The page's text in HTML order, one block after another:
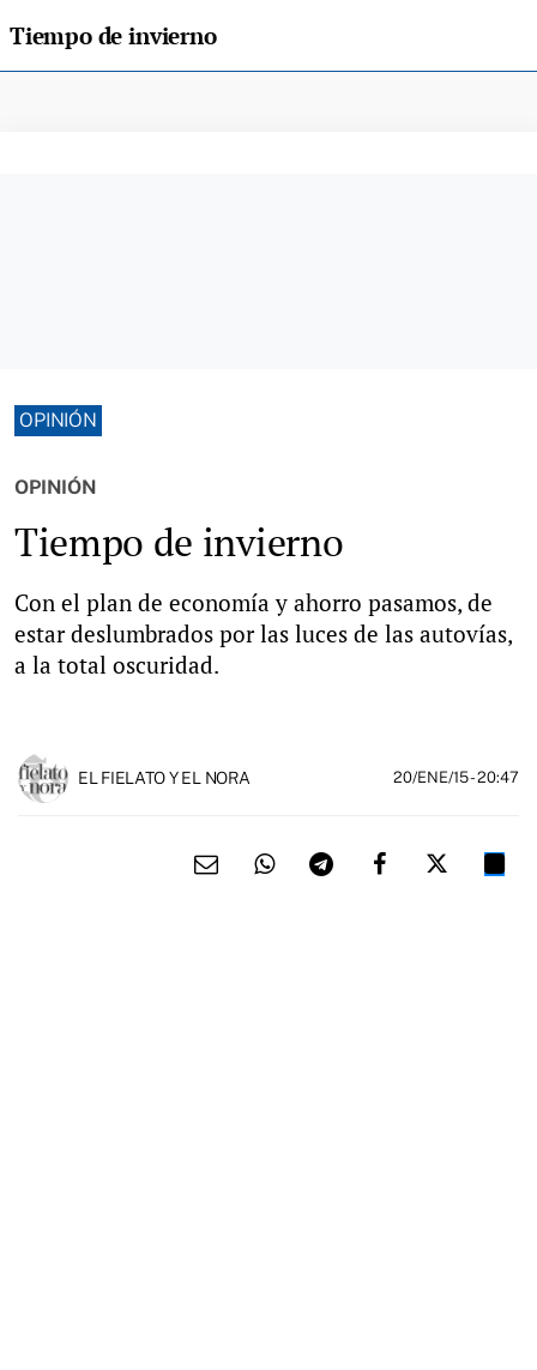
Tiempo de invierno
OPINIÓN
OPINIÓN
Tiempo de invierno
Con el plan de economía y ahorro pasamos, de
estar deslumbrados por las luces de las autovías,
a la total oscuridad.
EL FIELATO Y EL NORA 20/ENE/15- 20:47